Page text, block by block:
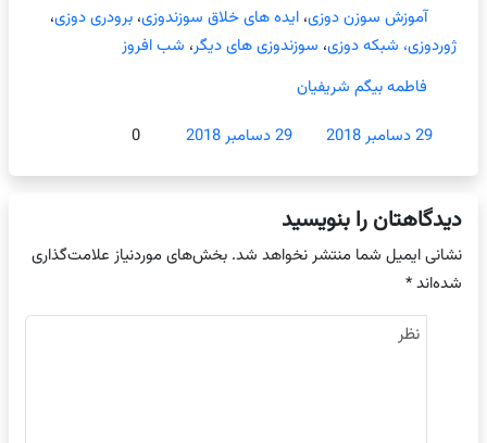
آموزش سوزن دوزی،ایده های خلاق سوزندوزی،برودری دوزی،
ژوردوزی، شبکه دوزی، سوزندوزی های دیگر، شب افروز
فاطمه بیگم شریفیان
29 دسامبر 2018
29 دسامبر 2018 0
دیدگاهتان را بنویسید
نشانی ایمیل شما منتشر نخواهد شد. بخش‌های موردنیاز علامت‌گذاری
شده‌اند*